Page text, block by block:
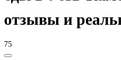
отзывы и
75